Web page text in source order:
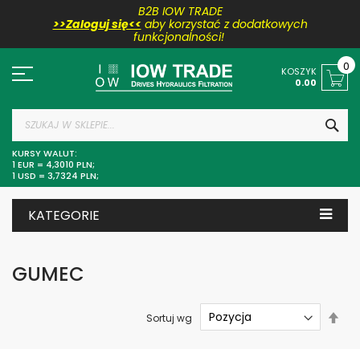
do
treści
B2B IOW TRADE
>>Zaloguj się<< aby korzystać z dodatkowych
funkcjonalności!
KURSY WALUT:
1 EUR = 4,3010 PLN;
1 USD = 3,7324 PLN;
KOSZYK
0.00
0
KATEGORIE
GUMEC
Sortuj wg